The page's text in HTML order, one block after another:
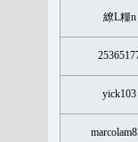
繚L糧n
yick103